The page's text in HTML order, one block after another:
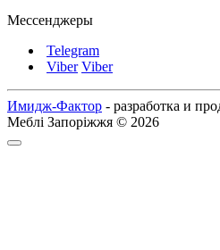
Мессенджеры
Telegram
Viber Viber
Имидж-Фактор - разработка и
Меблі Запоріжжя © 2026